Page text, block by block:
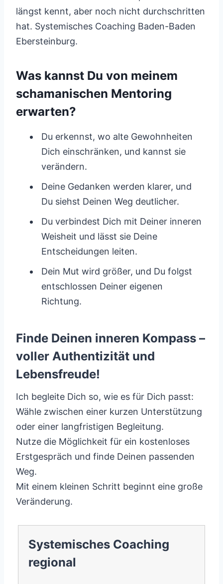
längst kennt, aber noch nicht durchschritten
hat. Systemisches Coaching Baden-Baden
Ebersteinburg.
Was kannst Du von meinem
schamanischen Mentoring
erwarten?
Du erkennst, wo alte Gewohnheiten
Dich einschränken, und kannst sie
verändern.
Deine Gedanken werden klarer, und
Du siehst Deinen Weg deutlicher.
Du verbindest Dich mit Deiner inneren
Weisheit und lässt sie Deine
Entscheidungen leiten.
Dein Mut wird größer, und Du folgst
entschlossen Deiner eigenen
Richtung.
Finde Deinen inneren Kompass –
voller Authentizität und
Lebensfreude!
Ich begleite Dich so, wie es für Dich passt:
Wähle zwischen einer kurzen Unterstützung
oder einer langfristigen Begleitung.
Nutze die Möglichkeit für ein kostenloses
Erstgespräch und finde Deinen passenden
Weg.
Mit einem kleinen Schritt beginnt eine große
Veränderung.
Systemisches Coaching
regional